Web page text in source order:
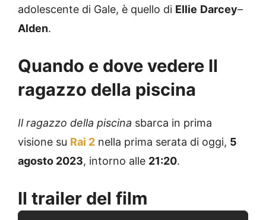
adolescente di Gale, è quello di Ellie Darcey–
Alden.
Quando e dove vedere Il
ragazzo della piscina
Il ragazzo della piscina sbarca in prima
visione su Rai 2 nella prima serata di oggi, 5
agosto 2023, intorno alle 21:20.
Il trailer del film